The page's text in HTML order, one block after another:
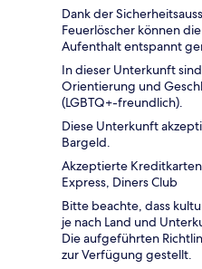
Dank der
Feuerlöscher können
Aufenthalt entspannt
In dieser Unterkunft
Orientierung und
(LGBTQ+-freundlich).
Diese Unterkunft
Bargeld.
Akzeptierte
Express, Diners Club
Bitte beachte, dass
je nach Land und
Die aufgeführten
zur Verfügung gestellt.